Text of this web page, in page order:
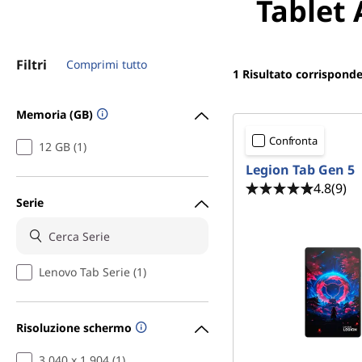
c
a
e
Tablet
Filtri Comprimi tutto
Memoria (GB)
12 GB (1)
Serie
Lenovo Tab Serie (1)
Risoluzione schermo
1 Risultato
Confronta
Legion Tab Gen 5
4.8(9)